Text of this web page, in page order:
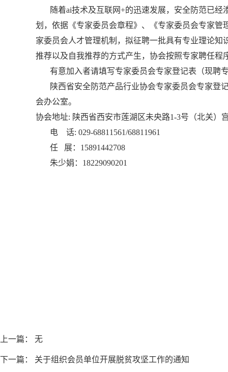
随着ai技术及互联网+的迅速发展，安全防范已经
划，依据《专家委员会章程》、《专家委员会专家
家委员会人才管理机制，拟征聘一批具有专业理论
推荐以及自我推荐的方式产生，协会按照专家聘任
有意加入者请填写专家委员会专家登记表（现聘
陕西省安全防范产品行业协会专家委员会专家登
会办公室。
协会地址: 陕西省西安市莲湖区未央路1-3号（北关）
电 话: 029-68811561/68811961
任 展：15891442708
朱少娟：18229090201
上一篇： 无
下一篇： 关于组织会员单位开展脱贫攻坚工作的通知